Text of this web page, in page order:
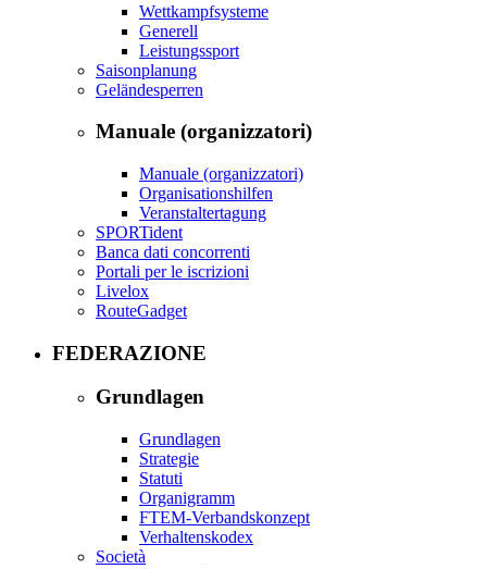
Wettkampfsysteme
Generell
Leistungssport
Saisonplanung
Geländesperren
Manuale (organizzatori)
Manuale (organizzatori)
Organisationshilfen
Veranstaltertagung
SPORTident
Banca dati concorrenti
Portali per le iscrizioni
Livelox
RouteGadget
FEDERAZIONE
Grundlagen
Grundlagen
Strategie
Statuti
Organigramm
FTEM-Verbandskonzept
Verhaltenskodex
Società